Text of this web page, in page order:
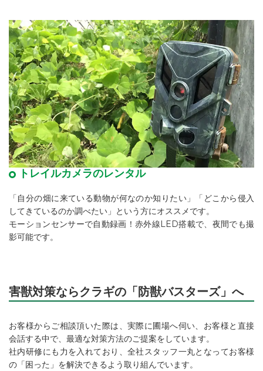
トレイルカメラのレンタル
「自分の畑に来ている動物が何なのか知りたい」「どこから侵入
してきているのか調べたい」という方にオススメです。
モーションセンサーで自動録画！赤外線LED搭載で、夜間でも撮
影可能です。
害獣対策ならクラギの「防獣バスターズ」へ
お客様からご相談頂いた際は、実際に圃場へ伺い、お客様と直接
会話する中で、最適な対策方法のご提案をしています。
社内研修にも力を入れており、全社スタッフ一丸となってお客様
の「困った」を解決できるよう取り組んでいます。